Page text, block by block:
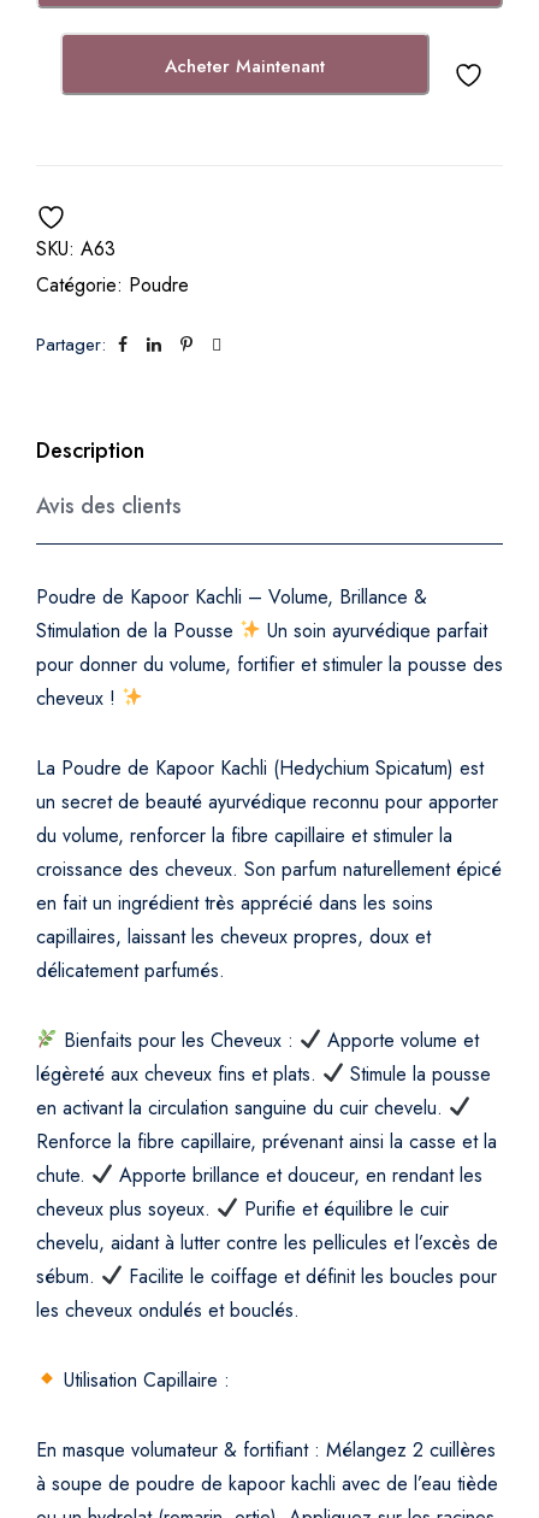
r
k
h
i
Acheter Maintenant
SKU: A63
Catégorie: Poudre
Partager:
Description
Avis des clients
Poudre de Kapoor Kachli – Volume, Brillance &
Stimulation de la Pousse
Un soin ayurvédique parfait
pour donner du volume, fortifier et stimuler la pousse des
cheveux !
La Poudre de Kapoor Kachli (Hedychium Spicatum) est
un secret de beauté ayurvédique reconnu pour apporter
du volume, renforcer la fibre capillaire et stimuler la
croissance des cheveux. Son parfum naturellement épicé
en fait un ingrédient très apprécié dans les soins
capillaires, laissant les cheveux propres, doux et
délicatement parfumés.
Bienfaits pour les Cheveux :
Apporte volume et
légèreté aux cheveux fins et plats.
Stimule la pousse
en activant la circulation sanguine du cuir chevelu.
Renforce la fibre capillaire, prévenant ainsi la casse et la
chute.
Apporte brillance et douceur, en rendant les
cheveux plus soyeux.
Purifie et équilibre le cuir
chevelu, aidant à lutter contre les pellicules et l’excès de
sébum.
Facilite le coiffage et définit les boucles pour
les cheveux ondulés et bouclés.
Utilisation Capillaire :
En masque volumateur & fortifiant : Mélangez 2 cuillères
à soupe de poudre de kapoor kachli avec de l’eau tiède